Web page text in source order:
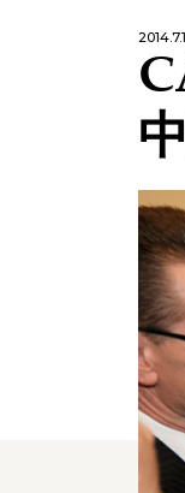
人工智能与信息技术
汽车、工业及制造业
银行业与金融服务业
2014.7.1